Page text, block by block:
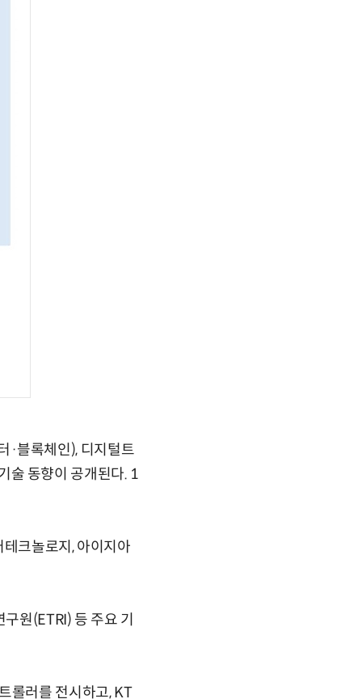
·블록체인), 디지털트
술 동향이 공개된다. 1
크놀로지, 아이지아
원(ETRI) 등 주요 기
롤러를 전시하고, KT